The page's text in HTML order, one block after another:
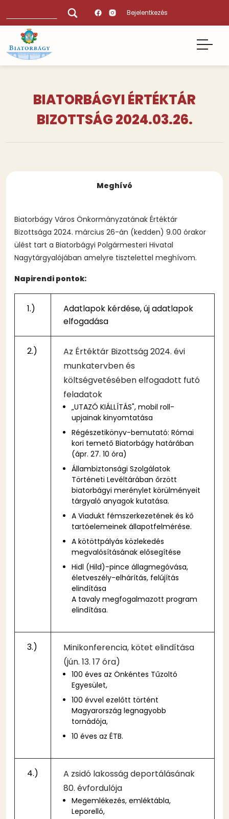
tartalomra
Bejelentkezés
BIATORBÁGYI ÉRTÉKTÁR
BIZOTTSÁG 2024.03.26.
Meghívó
Biatorbágy Város Önkormányzatának Értéktár
Bizottsága 2024. március 26-án (kedden) 9.00 órakor
ülést tart a Biatorbágyi Polgármesteri Hivatal
Nagytárgyalójában amelyre tisztelettel meghívom.
Napirendi pontok:
1.)
Adatlapok kérdése, új adatlapok
elfogadása
2.)
Az Értéktár Bizottság 2024. évi
munkatervben és
költségvetésében elfogadott futó
feladatok
„UTAZÓ KIÁLLÍTÁS", mobil roll-
upjainak kinyomtatása
Régészetikönyv-bemutató: Római
kori temető Biatorbágy határában
(ápr. 27. 10 óra)
Állambiztonsági Szolgálatok
Történeti Levéltárában őrzött
biatorbágyi merénylet körülményeit
tárgyaló anyagok kutatása.
A Viadukt fémszerkezetének és kő
tartóelemeinek állapotfelmérése.
A kötöttpályás közlekedés
megvalósításának elősegítése
Hidl (Hild)-pince állagmegóvása,
életveszély-elhárítás, felújítás
elindítása
A tavaly megfogalmazott program
elindítása.
3.)
Minikonferencia, kötet elindítása
(jún. 13. 17 óra)
100 éves az Önkéntes Tűzoltó
Egyesület,
100 évvel ezelőtt történt
Magyarország legnagyobb
tornádója,
10 éves az ÉTB.
4.)
A zsidó lakosság deportálásának
80. évfordulója
Megemlékezés, emléktábla,
Leporelló,